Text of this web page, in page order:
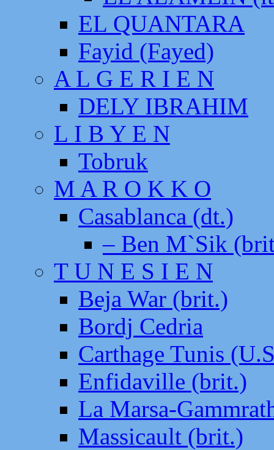
EL QUANTARA
Fayid (Fayed)
A L G E R I E N
DELY IBRAHIM
L I B Y E N
Tobruk
M A R O K K O
Casablanca (dt.)
– Ben M`Sik
T U N E S I E N
Beja War (brit.)
Bordj Cedria
Carthage Tunis
Enfidaville (brit.)
La Marsa-
Massicault (brit.)